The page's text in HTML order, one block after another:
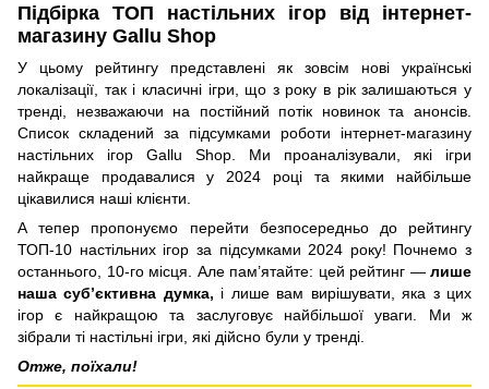
Підбірка ТОП настільних ігор від інтернет-
магазину Gallu Shop
У цьому рейтингу представлені як зовсім нові українські
локалізації, так і класичні ігри, що з року в рік залишаються у
тренді, незважаючи на постійний потік новинок та анонсів.
Список складений за підсумками роботи інтернет-магазину
настільних ігор Gallu Shop. Ми проаналізували, які ігри
найкраще продавалися у 2024 році та якими найбільше
цікавилися наші клієнти.
А тепер пропонуємо перейти безпосередньо до рейтингу
ТОП-10 настільних ігор за підсумками 2024 року! Почнемо з
останнього, 10-го місця. Але пам’ятайте: цей рейтинг — лише
наша суб’єктивна думка, і лише вам вирішувати, яка з цих
ігор є найкращою та заслуговує найбільшої уваги. Ми ж
зібрали ті настільні ігри, які дійсно були у тренді.
Отже, поїхали!